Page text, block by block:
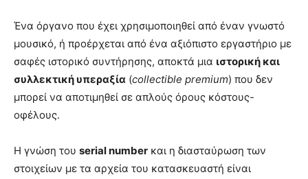
Ένα όργανο που έχει χρησιμοποιηθεί από έναν γνωστό
μουσικό, ή προέρχεται από ένα αξιόπιστο εργαστήριο με
σαφές ιστορικό συντήρησης, αποκτά μια ιστορική και
συλλεκτική υπεραξία (collectible premium) που δεν
μπορεί να αποτιμηθεί σε απλούς όρους κόστους-
οφέλους.
Η γνώση του serial number και η διασταύρωση των
στοιχείων με τα αρχεία του κατασκευαστή είναι